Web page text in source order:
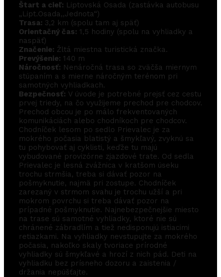
Štart a cieľ: Liptovská Osada (zastávka autobusu
„Lipt.Osada,,Jednota“)
Trasa: 3,2 km (spolu tam aj späť)
Orientačný čas: 1,5 hodiny (spolu na vyhliadky a
naspäť)
Značenie: Žltá miestna turistická značka.
Prevýšenie: 140 m
Náročnosť: Nenáročná trasa so zväčša miernym
stúpaním a s mierne náročným terénom pri
samotných vyhliadkach.
Bezpečnosť: V úvode je potrebné prejsť cez cestu
prvej triedy, na čo využijeme prechod pre chodcov.
Prechod obcou je po málo frekventovaných
komunikáciách alebo chodníkoch pre chodcov.
Chodníček lesom po sedlo Prievalec je za
mokrého počasia blatistý a šmykľavý, zvyknú sa
tu pohybovať aj cyklisti, keďže tu majú
vybudované provizórne zjazdové trate. Od sedla
Prievalec je lesná zvážnica v kratšom úseku
trochu strmšia, treba si dávať pozor na
pošmyknutie, najmä pri zostupe. Chodníček
zarezaný v strmom svahu je trochu užší a pri
mokrom povrchu si treba dávať pozor na
prípadné pošmyknutie. Najnebezpečnejšie miesto
na trase sú samotné vyhliadky, ktoré nie sú
chránené zábradlím a tiež nedisponujú istiacimi
retiazkami. Na vyhliadky nevstupujte za mokrého
počasia, nakoľko skaly tvoriace prírodné
vyhliadky sú šmykľavé a hrozí z nich pád. Deti na
vyhliadku bez prísneho dozoru a zaistenia /
držania nepúšťajte.